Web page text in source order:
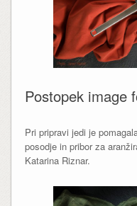
Postopek image
Pri pripravi jedi je
posodje in pribor za
Katarina Riznar.